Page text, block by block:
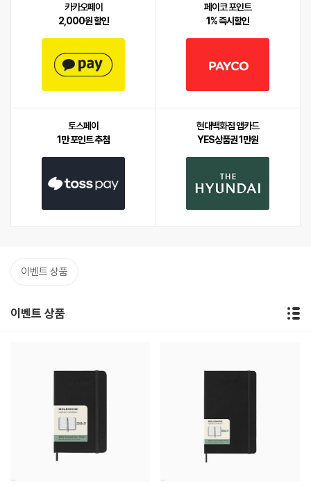
카카오페이
2,000원 할인
페이코 포인트
1% 즉시할인
토스페이
1만 포인트 추첨
현대백화점 앱카드
YES상품권 1만원
이벤트 상품
이벤트 상품